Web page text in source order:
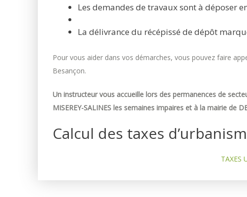
Les demandes de travaux sont à déposer
La délivrance du récépissé de dépôt
Pour vous aider dans vos démarches, vous pouvez faire
Besançon.
Un instructeur vous accueille lors des permanences de
MISEREY-SALINES les semaines impaires et à la mairie de
Calcul des taxes
TAXES